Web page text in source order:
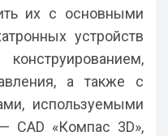
их с основными
устройств
а также с
используемыми
CAD «Компас 3D»,